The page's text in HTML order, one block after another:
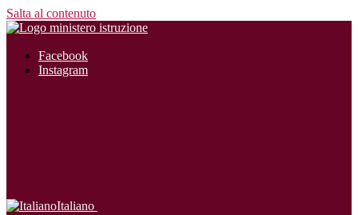
Salta al contenuto
Facebook
Instagram
Italiano